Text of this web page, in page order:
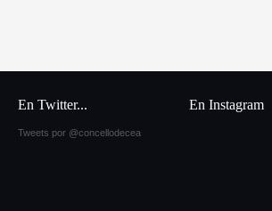
En Twitter...
Tweets por @concellodecea
En Instagram